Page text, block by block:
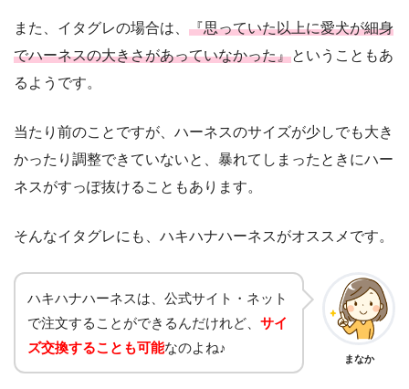
また、イタグレの場合は、 『思っていた以上に愛犬が細身
でハーネスの大きさがあっていなかった』ということもあ
るようです。
当たり前のことですが、ハーネスのサイズが少しでも大き
かったり調整できていないと、暴れてしまったときにハー
ネスがすっぽ抜けることもあります。
そんなイタグレにも、ハキハナハーネスがオススメです。
ハキハナハーネスは、公式サイト・ネット
で注文することができるんだけれど、 サイ
ズ交換することも可能なのよね♪
まなか